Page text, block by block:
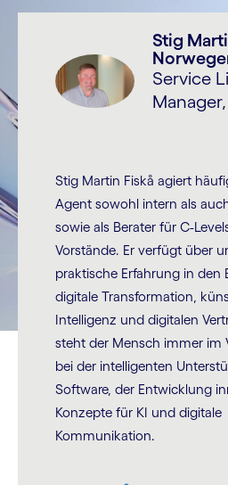
Stig
Service
Stig Martin Fiskå agiert
Agent sowohl intern als
sowie als Berater für C-
Vorstände. Er verfügt über
praktische Erfahrung in den
digitale Transformation,
Intelligenz und digitalen
steht der Mensch immer im
bei der intelligenten
Software, der Entwicklung
Konzepte für KI und digitale
Kommunikation.